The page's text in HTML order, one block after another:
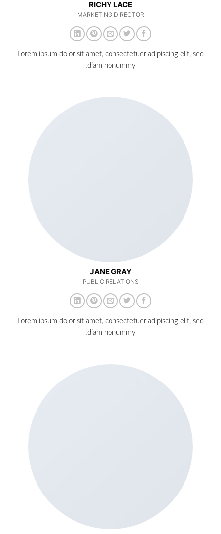
RICHY LACE
MARKETING DIRECTOR
Lorem ipsum dolor sit amet, consectetuer adipiscing elit, sed
diam nonummy.
JANE GRAY
PUBLIC RELATIONS
Lorem ipsum dolor sit amet, consectetuer adipiscing elit, sed
diam nonummy.